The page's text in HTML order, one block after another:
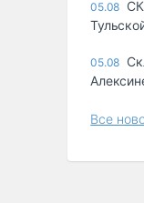
05.08
05.08
Все